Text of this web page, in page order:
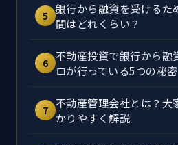
5 銀行から融資を受けるた
間はどれくらい？
6 不動産投資で銀行から融
ロが行っている5つの秘密
7 不動産管理会社とは？大
かりやすく解説